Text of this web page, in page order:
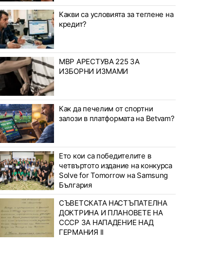
Какви са условията за теглене на
кредит?
МВР АРЕСТУВА 225 ЗА
ИЗБОРНИ ИЗМАМИ
Как да печелим от спортни
залози в платформата на Betvam?
Ето кои са победителите в
четвъртото издание на конкурса
Solve for Tomorrow на Samsung
България
СЪВЕТСКАТА НАСТЪПАТЕЛНА
ДОКТРИНА И ПЛАНОВЕТЕ НА
СССР ЗА НАПАДЕНИЕ НАД
ГЕРМАНИЯ II